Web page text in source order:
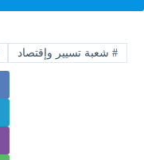
#شعبة تسيير وإقتصاد